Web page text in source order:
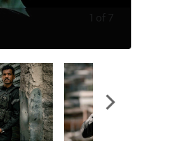
1 of 7